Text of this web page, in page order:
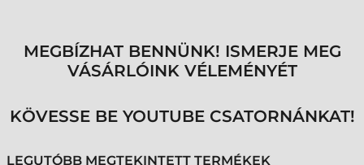
MEGBÍZHAT BENNÜNK! ISMERJE MEG
VÁSÁRLÓINK VÉLEMÉNYÉT
KÖVESSE BE YOUTUBE CSATORNÁNKAT!
LEGUTÓBB MEGTEKINTETT TERMÉKEK